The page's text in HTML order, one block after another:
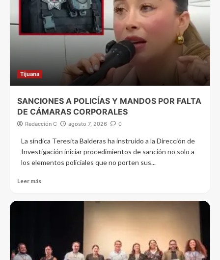
Tijuana
SANCIONES A POLICÍAS Y MANDOS POR FALTA
DE CÁMARAS CORPORALES
Redacción C agosto 7, 2026 0
La síndica Teresita Balderas ha instruido a la Dirección de
Investigación iniciar procedimientos de sanción no solo a
los elementos policiales que no porten sus...
Leer más